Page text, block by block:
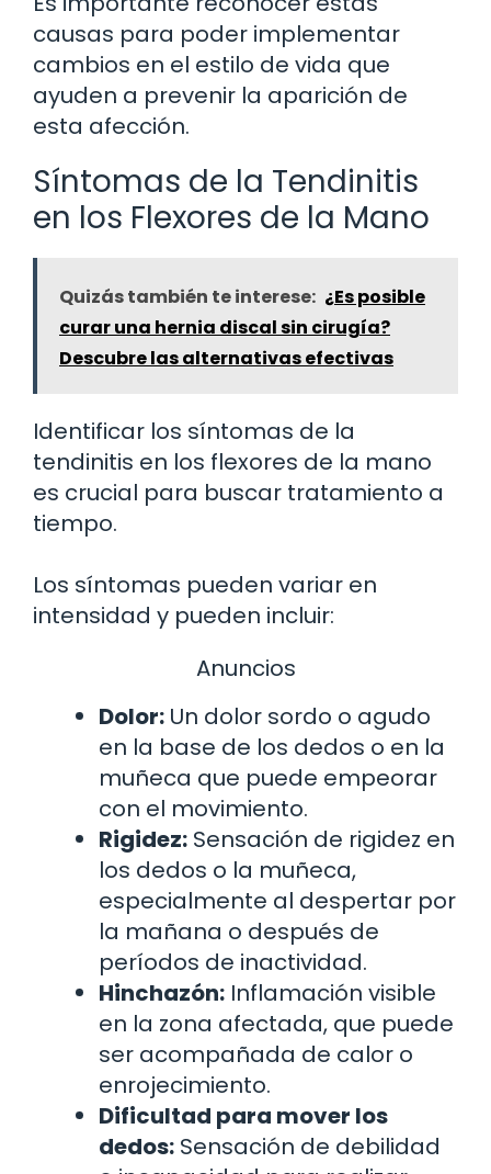
causas para poder implementar
cambios en el estilo de vida que
ayuden a prevenir la aparición de
esta afección.
Síntomas de la Tendinitis
en los Flexores de la Mano
Quizás también te interese: ¿Es posible
curar una hernia discal sin cirugía?
Descubre las alternativas efectivas
Identificar los síntomas de la
tendinitis en los flexores de la mano
es crucial para buscar tratamiento a
tiempo.
Los síntomas pueden variar en
intensidad y pueden incluir:
Anuncios
Dolor: Un dolor sordo o agudo
en la base de los dedos o en la
muñeca que puede empeorar
con el movimiento.
Rigidez: Sensación de rigidez en
los dedos o la muñeca,
especialmente al despertar por
la mañana o después de
períodos de inactividad.
Hinchazón: Inflamación visible
en la zona afectada, que puede
ser acompañada de calor o
enrojecimiento.
Dificultad para mover los
dedos: Sensación de debilidad